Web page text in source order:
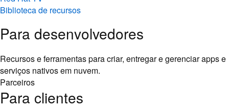
Biblioteca de recursos
Para desenvolvedores
Recursos e ferramentas para criar, entregar e gerenciar apps e
serviços nativos em nuvem.
Parceiros
Para clientes